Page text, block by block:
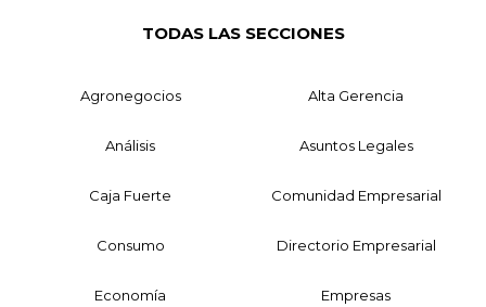
TODAS LAS SECCIONES
Agronegocios Alta Gerencia
Análisis Asuntos Legales
Caja Fuerte Comunidad Empresarial
Consumo Directorio Empresarial
Economía Empresas